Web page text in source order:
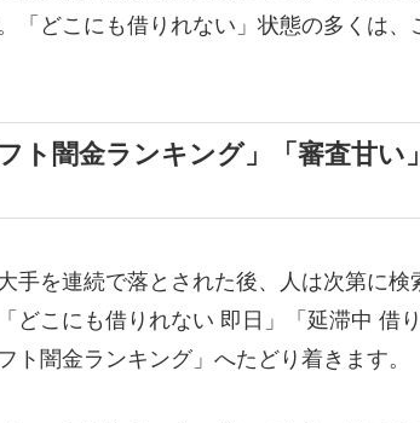
「どこにも借りれない」状態の多くは
フト闇金ランキング」「審査甘
手を連続で落とされた後、人は次第に
どこにも借りれない 即日」「延滞中 借
ト闇金ランキング」へたどり着きます。